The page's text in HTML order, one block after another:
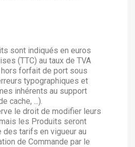
sont indiqués en euros
(TTC) au taux de TVA
forfait de port sous
typographiques et
inhérents au support
cache, ...).
le droit de modifier leurs
les Produits seront
tarifs en vigueur au
de Commande par le